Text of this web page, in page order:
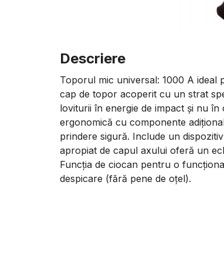
Descriere
Toporul mic universal: 1000 A
cap de topor acoperit cu un strat
loviturii în energie de impact și nu
ergonomică cu componente
prindere sigură. Include un
apropiat de capul axului oferă un
Funcția de ciocan pentru o
despicare (fără pene de oțel).